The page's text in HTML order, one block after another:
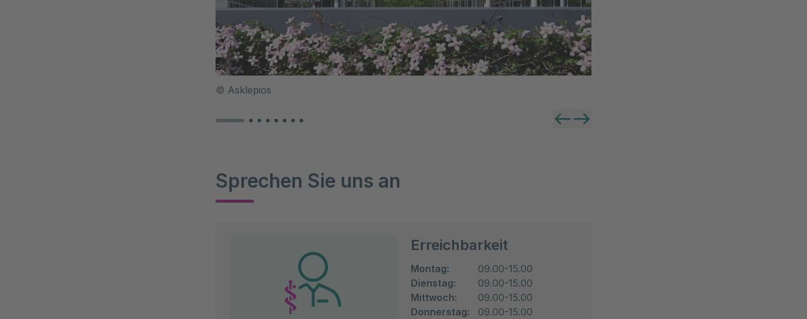
Was kann ich dafür tun, um wieder ins Gleichgewicht zu kommen?
© Asklepios
Sprechen Sie uns an
Erreichbarkeit
Montag:
09.00-15.00
Dienstag:
09.00-15.00
Mittwoch:
09.00-15.00
Donnerstag:
09.00-15.00